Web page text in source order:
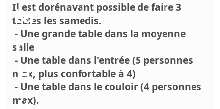
Il est dorénavant possible de faire 3
tables les samedis.
- Une grande table dans la moyenne
salle
- Une table dans l'entrée (5 personnes
max, plus confortable à 4)
- Une table dans le couloir (4 personnes
max).